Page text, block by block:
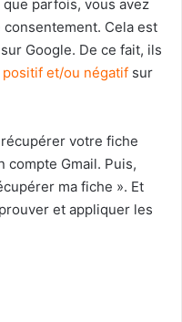
parfois, vous avez
Cela est
Google. De ce fait, ils
positif et/ou négatif sur
votre fiche
compte Gmail. Puis,
ma fiche ». Et
et appliquer les